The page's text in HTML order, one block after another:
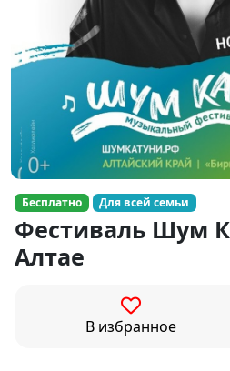
Бесплатно Для всей семьи
Фестиваль Шум
Алтае
В избранное